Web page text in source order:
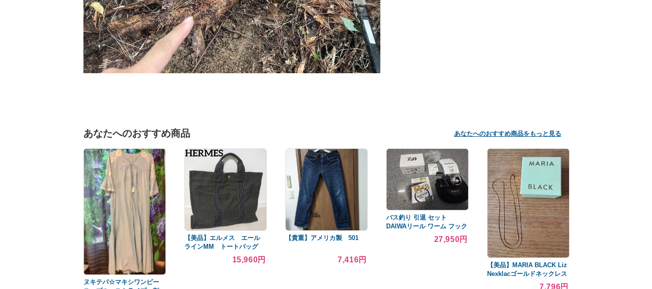
あなたへのおすすめ商品 あなたへのおすすめ商品をもっと見る
ヌキテパ☆マキシワンピー
【美品】エルメス エール
ラインMM トートバッグ
A4収納 グレー ユニセッ
15,960円
【貴重】アメリカ製 501
7,416円
バス釣り 引退 セット
DAIWAリール ワーム フック
27,950円
【美品】MARIA BLACK Liz
Nexklacゴールドネックレス
7,796円